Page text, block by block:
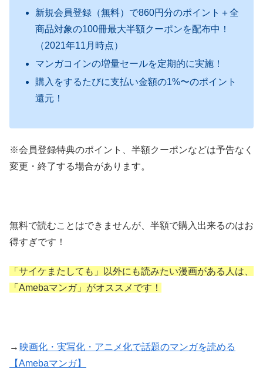
新規会員登録（無料）で860円分のポイント＋全
商品対象の100冊最大半額クーポンを配布中！
（2021年11月時点）
マンガコインの増量セールを定期的に実施！
購入をするたびに支払い金額の1%〜のポイント
還元！
※会員登録特典のポイント、半額クーポンなどは予告なく
変更・終了する場合があります。
無料で読むことはできませんが、半額で購入出来るのはお
得すぎです！
「サイケまたしても」以外にも読みたい漫画がある人は、
「Amebaマンガ」がオススメです！
→ 映画化・実写化・アニメ化で話題のマンガを読める
【Amebaマンガ】